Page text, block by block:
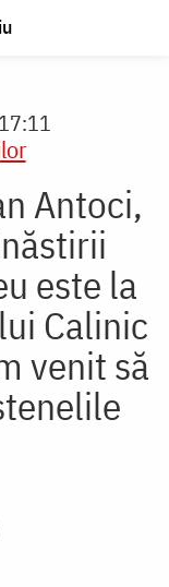
Antoci,
este la
Calinic
venit să